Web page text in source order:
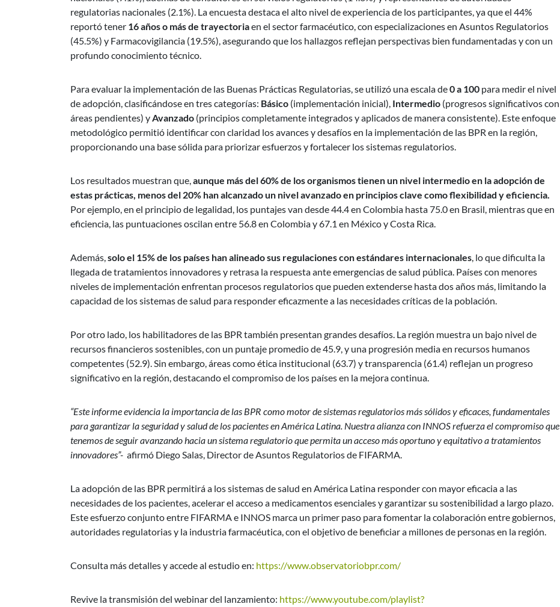
regulatorias nacionales (2.1%). La encuesta destaca el alto nivel de experiencia de los participantes, ya que el 44%
reportó tener 16 años o másde trayectoriaen el sector farmacéutico, con especializaciones en Asuntos Regulatorios
(45.5%) y Farmacovigilancia (19.5%), asegurando que los hallazgos reflejan perspectivas bien fundamentadas y con un
profundo conocimiento técnico.
Para evaluar la implementación de las Buenas Prácticas Regulatorias, se utilizó una escala de0 a 100 para medir el nivel
de adopción, clasificándose en tres categorías: Básico (implementación inicial), Intermedio (progresos significativos con
áreas pendientes) yAvanzado (principios completamente integrados y aplicados de manera consistente). Este enfoque
metodológico permitió identificar con claridad los avances y desafíos en la implementación de las BPR en la región,
proporcionando una base sólida para priorizar esfuerzos y fortalecer los sistemas regulatorios.
Los resultados muestran que,aunque más del 60% de los organismos tienen un nivel intermedio en la adopción de
estas prácticas, menos del 20% han alcanzado un nivel avanzado en principios clave como flexibilidad y eficiencia.
Por ejemplo, en el principio de legalidad, los puntajes van desde 44.4 en Colombia hasta 75.0 en Brasil, mientras que en
eficiencia, las puntuaciones oscilan entre 56.8 en Colombia y 67.1 en México y Costa Rica.
Además,solo el 15% de los países han alineado sus regulaciones con estándares internacionales, lo que dificulta la
llegada de tratamientos innovadores y retrasa la respuesta ante emergencias de salud pública. Países con menores
niveles de implementación enfrentan procesos regulatorios que pueden extenderse hasta dos años más, limitando la
capacidad de los sistemas de salud para responder eficazmente a las necesidades críticas de la población.
Por otro lado, los habilitadores de las BPR también presentan grandes desafíos. La región muestra un bajo nivel de
recursos financieros sostenibles, con un puntaje promedio de 45.9, y una progresión media en recursos humanos
competentes (52.9). Sin embargo, áreas como ética institucional (63.7) y transparencia (61.4) reflejan un progreso
significativo en la región, destacando el compromiso de los países en la mejora continua.
“Este informe evidencia la importancia de las BPR como motor de sistemas regulatorios más sólidos y eficaces, fundamentales
para garantizar la seguridad y salud de los pacientes en América Latina. Nuestra alianza con INNOS refuerza el compromiso que
tenemos de seguir avanzando hacia un sistema regulatorio que permita un acceso más oportuno y equitativo a tratamientos
innovadores”- afirmó Diego Salas, Director de Asuntos Regulatorios de FIFARMA.
La adopción de las BPR permitirá a los sistemas de salud en América Latina responder con mayor eficacia a las
necesidades de los pacientes, acelerar el acceso a medicamentos esenciales y garantizar su sostenibilidad a largo plazo.
Este esfuerzo conjunto entre FIFARMA e INNOS marca un primer paso para fomentar la colaboración entre gobiernos,
autoridades regulatorias y la industria farmacéutica, con el objetivo de beneficiar a millones de personas en la región.
Consulta más detalles y accede al estudio en: https://www.observatoriobpr.com/
Revive la transmisión del webinar del lanzamiento: https://www.youtube.com/playlist?